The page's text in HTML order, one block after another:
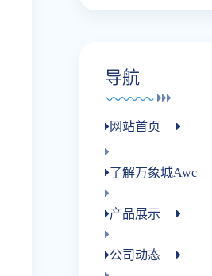
导航
网站首页
了解万象城awc
产品展示
公司动态